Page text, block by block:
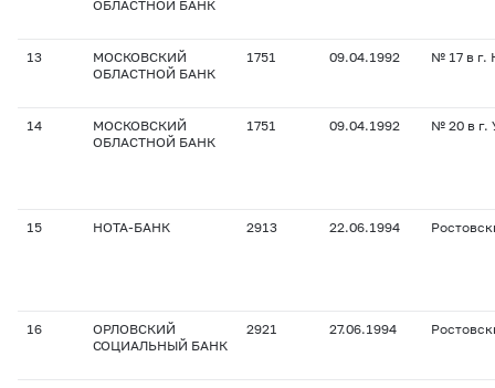
ОБЛАСТНОЙ БАНК
13
МОСКОВСКИЙ
ОБЛАСТНОЙ БАНК
1751 09.04.1992 № 17 в г.
14
МОСКОВСКИЙ
ОБЛАСТНОЙ БАНК
1751 09.04.1992 № 20 в г.
15 НОТА-БАНК 2913 22.06.1994
16
ОРЛОВСКИЙ
СОЦИАЛЬНЫЙ БАНК
2921 27.06.1994